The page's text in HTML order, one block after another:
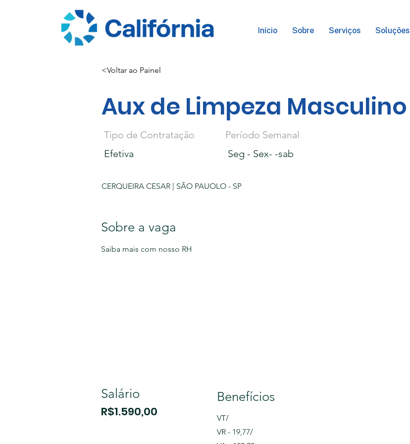
Início Sobre Serviços Soluções
<Voltar ao Painel
Aux de Limpeza Masculino
Tipo de Contratação
Efetiva
Período Semanal
Seg - Sex- -sab
CERQUEIRA CESAR | SÃO PAUOLO - SP
Sobre a vaga
Saiba mais com nosso RH
Salário
R$1.590,00
Benefícios
VT/
VR - 19,77/